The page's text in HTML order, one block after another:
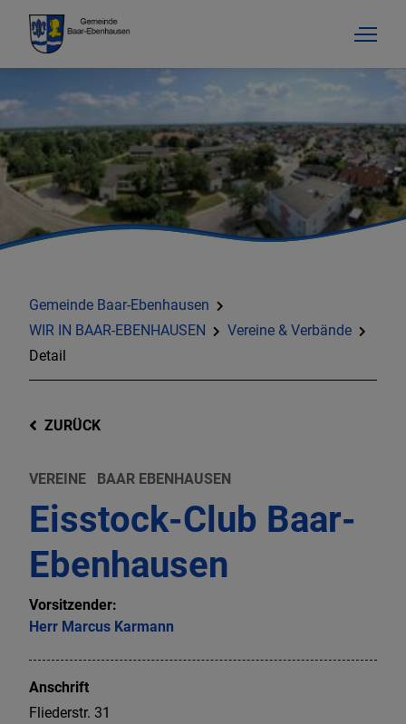
Gemeinde Baar-Ebenhausen
WIR IN BAAR-EBENHAUSEN
Vereine & Verbände
Detail
ZURÜCK
VEREINE BAAR EBENHAUSEN
Eisstock-Club Baar-
Ebenhausen
Vorsitzender:
Herr Marcus Karmann
Anschrift
Fliederstr. 31